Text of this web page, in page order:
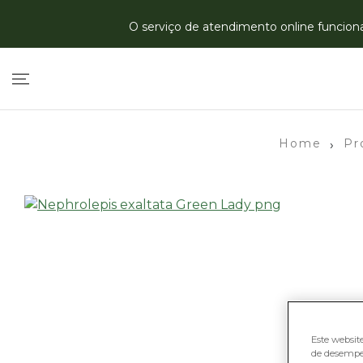
O serviço de atendimento online
Home ›
Este
de